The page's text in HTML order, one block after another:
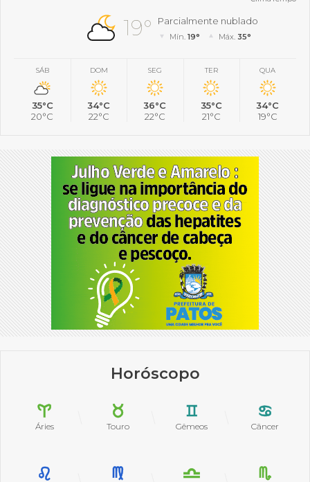
19° Parcialmente nublado
Mín.19° Máx. 35°
SÁB
35°C
20°C
DOM
34°C
22°C
SEG
36°C
22°C
TER
35°C
21°C
QUA
34°C
19°C
Horóscopo
Áries Touro Gêmeos Câncer